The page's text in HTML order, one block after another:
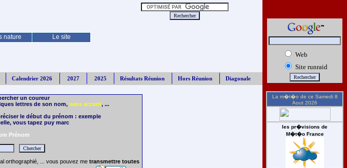
nature Le site
Calendrier 2026 2027 2025 Résultats Réunion Hors Réunion Diagonale
un coureur
lettres de son nom, sans accent, ...
le début du prénom : exemple
vous tapez puy marc
Prénom
orthographié, ... vous pouvez me transmettre toutes
Web
Site runraid
La m�t�o de ce Samedi 8
Aout 2026
les pr�visions de
M�t�o France